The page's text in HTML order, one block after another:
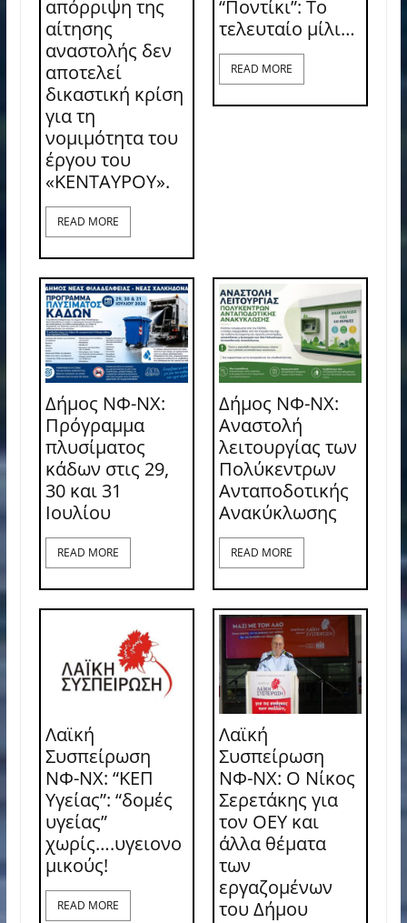
απόρριψη της
αίτησης
αναστολής δεν
αποτελεί
δικαστική κρίση
για τη
νομιμότητα του
έργου του
«ΚΕΝΤΑΥΡΟΥ».
READ MORE
“Ποντίκι”: Το
τελευταίο μίλι…
READ MORE
Δήμος ΝΦ-ΝΧ:
Πρόγραμμα
πλυσίματος
κάδων στις 29,
30 και 31
Ιουλίου
READ MORE
Δήμος ΝΦ-ΝΧ:
Αναστολή
λειτουργίας των
Πολύκεντρων
Ανταποδοτικής
Ανακύκλωσης
READ MORE
Λαϊκή
Συσπείρωση
ΝΦ-ΝΧ: “ΚΕΠ
Υγείας”: “δομές
υγείας”
χωρίς….υγειονο
μικούς!
READ MORE
Λαϊκή
Συσπείρωση
ΝΦ-ΝΧ: O Νίκος
Σερετάκης για
τον ΟΕΥ και
άλλα θέματα
των
εργαζομένων
του Δήμου